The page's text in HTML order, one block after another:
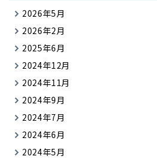
2026年5月
2026年2月
2025年6月
2024年12月
2024年11月
2024年9月
2024年7月
2024年6月
2024年5月